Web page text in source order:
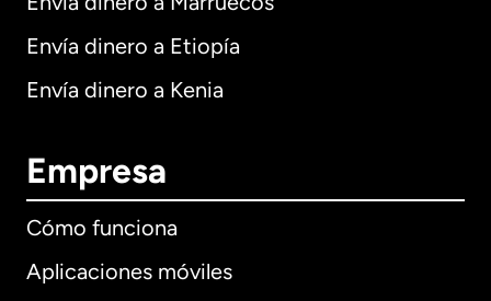
Envía dinero a Etiopía
Envía dinero a Kenia
Empresa
Cómo funciona
Aplicaciones móviles